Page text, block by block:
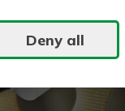
Deny all